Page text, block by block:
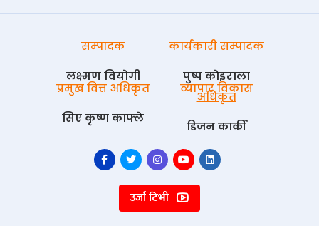
सम्पादक
लक्ष्मण वियोगी
कार्यकारी सम्पादक
पुष्प काेइराला
प्रमुख वित्त अधिकृत
सिए कृष्ण काफ्ले
व्यापार विकास
अधिकृत
डिजन कार्की
उर्जा टिभी